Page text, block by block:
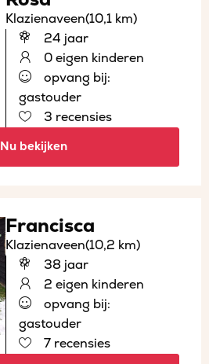
Klazienaveen(10,1 km)
24 jaar
0 eigen kinderen
opvang bij:
gastouder
3 recensies
Nu bekijken
Francisca
Klazienaveen(10,2 km)
38 jaar
2 eigen kinderen
opvang bij:
gastouder
7 recensies